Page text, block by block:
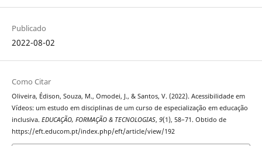
Publicado
2022-08-02
Como Citar
Oliveira, Édison, Souza, M., Omodei, J., & Santos, V. (2022). Acessibilidade em
Vídeos: um estudo em disciplinas de um curso de especialização em educação
inclusiva. EDUCAÇÃO, FORMAÇÃO & TECNOLOGIAS, 9(1), 58–71. Obtido de
https://eft.educom.pt/index.php/eft/article/view/192